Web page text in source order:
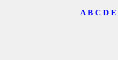
A B C D E